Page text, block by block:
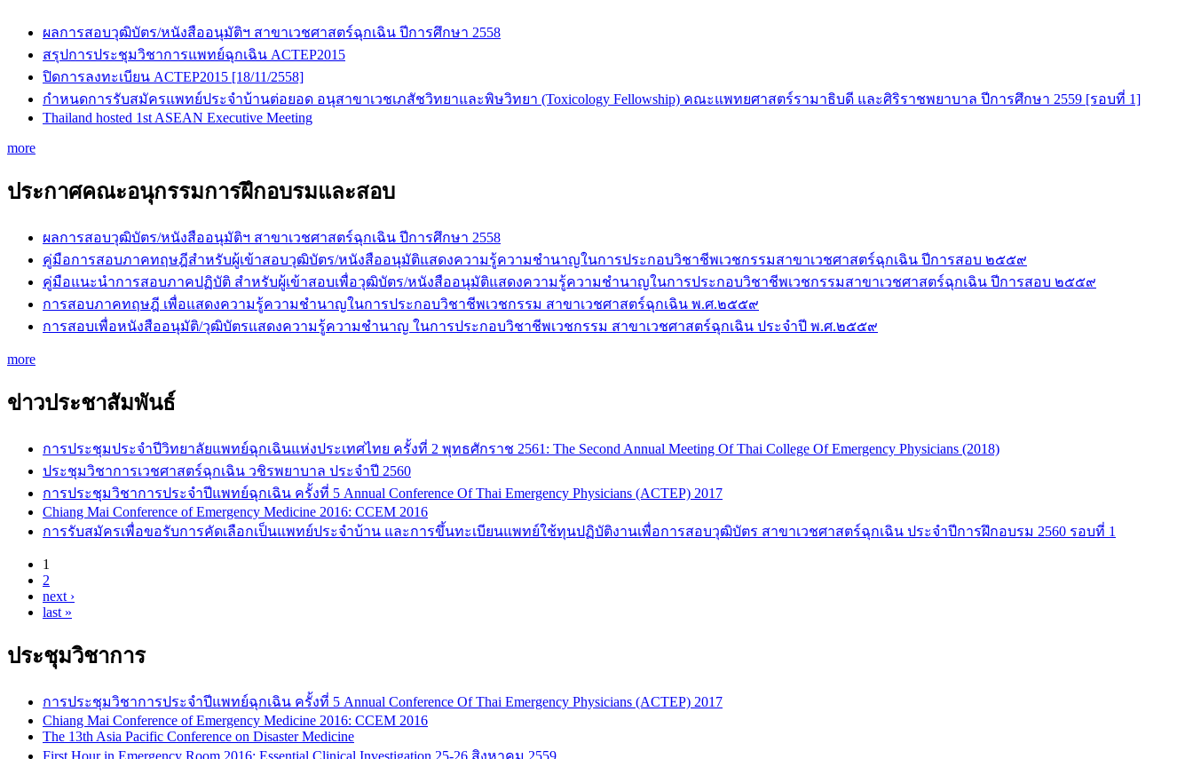
ผลการสอบวุฒิบัตร/หนังสืออนุมัติฯ สาขาเวชศาสตร์ฉุกเฉิน ปีการศึกษา 2558
สรุปการประชุมวิชาการแพทย์ฉุกเฉิน ACTEP2015
ปิดการลงทะเบียน ACTEP2015 [18/11/2558]
กำหนดการรับสมัครแพทย์ประจำบ้านต่อยอด อนุสาขาเวชเภสัชวิทยาและพิษวิทยา (Toxicology Fellowship) คณะแพทยศาสตร์รามาธิบดี และศิริราชพยาบาล ปีการศึกษา 2559 [รอบที่ 1]
Thailand hosted 1st ASEAN Executive Meeting
more
ประกาศคณะอนุกรรมการฝึกอบรมและสอบ
ผลการสอบวุฒิบัตร/หนังสืออนุมัติฯ สาขาเวชศาสตร์ฉุกเฉิน ปีการศึกษา 2558
คู่มือการสอบภาคทฤษฎีสำหรับผู้เข้าสอบวุฒิบัตร/หนังสืออนุมัติแสดงความรู้ความชำนาญในการประกอบวิชาชีพเวชกรรมสาขาเวชศาสตร์ฉุกเฉิน ปีการสอบ ๒๕๕๙
คู่มือแนะนำการสอบภาคปฏิบัติ สำหรับผู้เข้าสอบเพื่อวุฒิบัตร/หนังสืออนุมัติแสดงความรู้ความชำนาญในการประกอบวิชาชีพเวชกรรมสาขาเวชศาสตร์ฉุกเฉิน ปีการสอบ ๒๕๕๙
การสอบภาคทฤษฎี เพื่อแสดงความรู้ความชำนาญในการประกอบวิชาชีพเวชกรรม สาขาเวชศาสตร์ฉุกเฉิน พ.ศ.๒๕๕๙
การสอบเพื่อหนังสืออนุมัติ/วุฒิบัตรแสดงความรู้ความชำนาญ ในการประกอบวิชาชีพเวชกรรม สาขาเวชศาสตร์ฉุกเฉิน ประจำปี พ.ศ.๒๕๕๙
more
ข่าวประชาสัมพันธ์
การประชุมประจำปีวิทยาลัยแพทย์ฉุกเฉินแห่งประเทศไทย ครั้งที่ 2 พุทธศักราช 2561: The Second Annual Meeting Of Thai College Of Emergency Physicians (2018)
ประชุมวิชาการเวชศาสตร์ฉุกเฉิน วชิรพยาบาล ประจำปี 2560
การประชุมวิชาการประจำปีแพทย์ฉุกเฉิน ครั้งที่ 5 Annual Conference Of Thai Emergency Physicians (ACTEP) 2017
Chiang Mai Conference of Emergency Medicine 2016: CCEM 2016
การรับสมัครเพื่อขอรับการคัดเลือกเป็นแพทย์ประจำบ้าน และการขึ้นทะเบียนแพทย์ใช้ทุนปฏิบัติงานเพื่อการสอบวุฒิบัตร สาขาเวชศาสตร์ฉุกเฉิน ประจำปีการฝึกอบรม 2560 รอบที่ 1
Pages
1
2
next ›
last »
ประชุมวิชาการ
การประชุมวิชาการประจำปีแพทย์ฉุกเฉิน ครั้งที่ 5 Annual Conference Of Thai Emergency Physicians (ACTEP) 2017
Chiang Mai Conference of Emergency Medicine 2016: CCEM 2016
The 13th Asia Pacific Conference on Disaster Medicine
First Hour in Emergency Room 2016: Essential Clinical Investigation 25-26 สิงหาคม 2559